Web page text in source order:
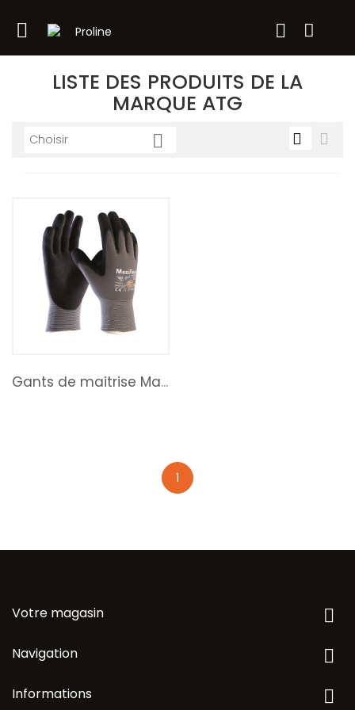

LISTE DES PRODUITS DE LA
MARQUE ATG
 
Choisir 
Gants de maitrise Maxiflex...
1
Votre magasin 
Navigation 
Informations 